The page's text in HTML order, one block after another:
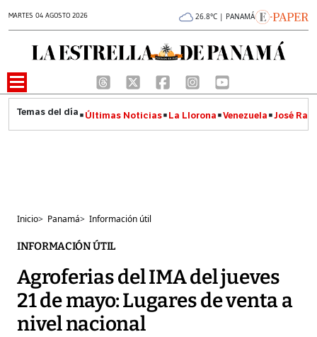
MARTES 04 AGOSTO 2026 26.8°C | PANAMÁ
Últimas Noticias La Llorona Venezuela José
Inicio> Panamá> Información útil
INFORMACIÓN ÚTIL
Agroferias del IMA del jueves
21 de mayo: Lugares de venta a
nivel nacional